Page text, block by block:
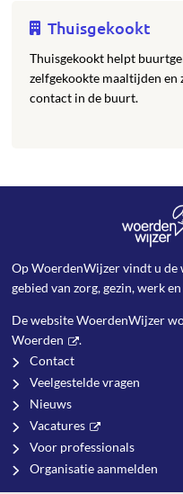
Thuisgekookt
Thuisgekookt helpt
zelfgekookte maaltijden en
contact in de buurt.
Op WoerdenWijzer vindt u de
gebied van zorg, gezin, werk
De website WoerdenWijzer
Woerden
.
Contact
Veelgestelde vragen
Nieuws
Vacatures
Voor professionals
Organisatie aanmelden